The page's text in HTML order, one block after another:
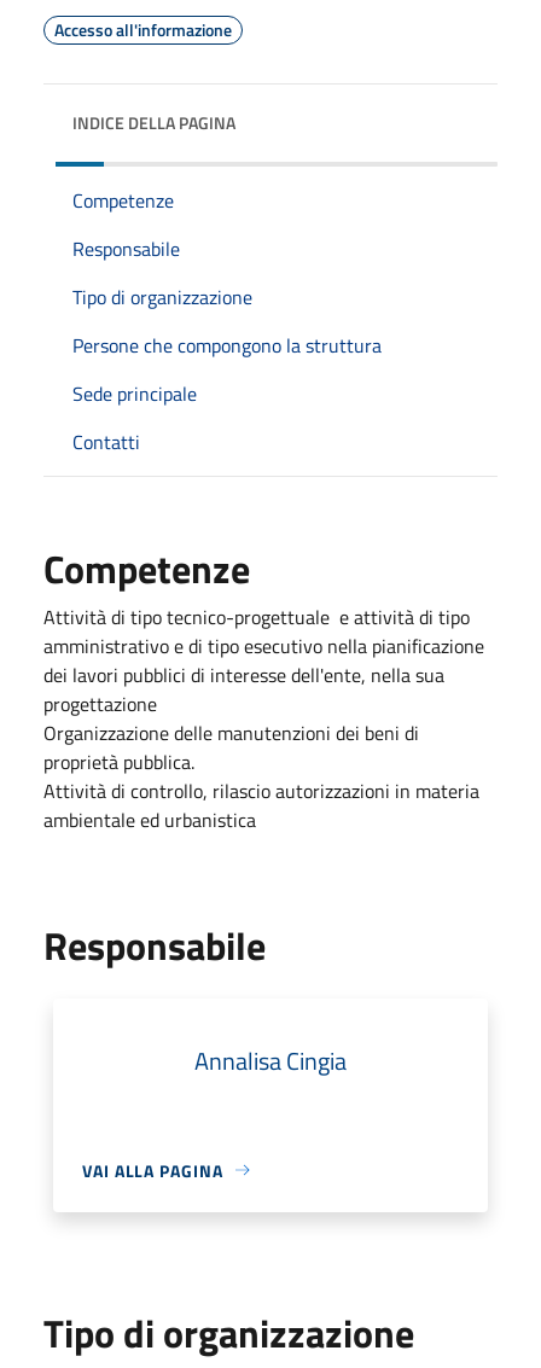
Accesso all'informazione
INDICE DELLA PAGINA
Competenze
Responsabile
Tipo di organizzazione
Persone che compongono la struttura
Sede principale
Contatti
Competenze
Attività di tipo tecnico-progettuale e attività di tipo
amministrativo e di tipo esecutivo nella pianificazione
dei lavori pubblici di interesse dell'ente, nella sua
progettazione
Organizzazione delle manutenzioni dei beni di
proprietà pubblica.
Attività di controllo, rilascio autorizzazioni in materia
ambientale ed urbanistica
Responsabile
Annalisa Cingia
VAI ALLA PAGINA
Tipo di organizzazione